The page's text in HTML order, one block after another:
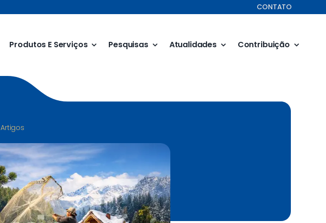
CONTATO
Produtos E Serviços Pesquisas Atualidades Contribuição
Artigos